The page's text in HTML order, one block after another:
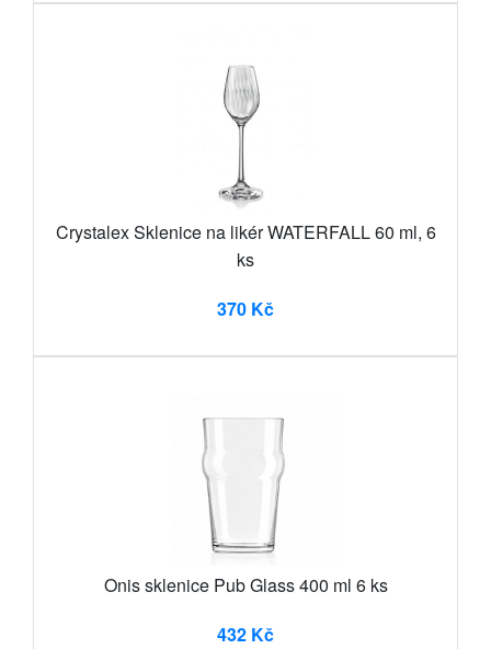
Crystalex Sklenice na likér WATERFALL 60 ml, 6
ks
370 Kč
Onis sklenice Pub Glass 400 ml 6 ks
432 Kč